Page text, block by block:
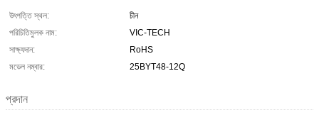
উৎপত্তি স্থল:
চীন
পরিচিতিমুলক নাম:
VIC-TECH
সাক্ষ্যদান:
RoHS
মডেল নম্বার:
25BYT48-12Q
প্রদান